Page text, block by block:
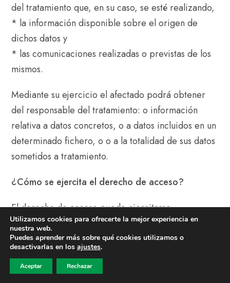
del tratamiento que, en su caso, se esté realizando,
* la información disponible sobre el origen de
dichos datos y
* las comunicaciones realizadas o previstas de los
mismos.
Mediante su ejercicio el afectado podrá obtener
del responsable del tratamiento: o información
relativa a datos concretos, o a datos incluidos en un
determinado fichero, o o a la totalidad de sus datos
sometidos a tratamiento.
¿Cómo se ejercita el derecho de acceso?
El derecho de acceso puede ejercitarse
mediantecomunicación dirigida al responsable del
fichero.Lo puede ejercitar:
El afectado
, acreditando su identidad, del modo
Utilizamos cookies para ofrecerte la mejor experiencia en
nuestra web.
Puedes aprender más sobre qué cookies utilizamos o
desactivarlas en los ajustes.
Aceptar Rechazar